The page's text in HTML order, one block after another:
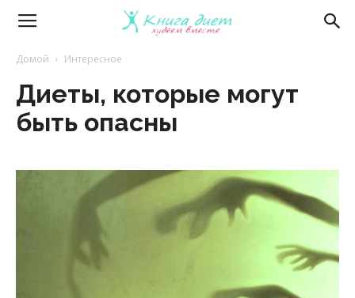
Книга
диет
Домой Интересное
Диеты, которые могут
быть опасны